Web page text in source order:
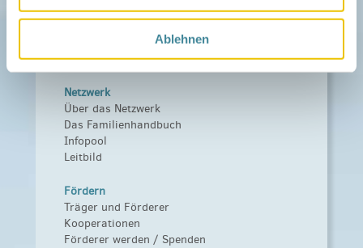
Ablehnen
Netzwerk-Nachrichten
Aktuelle Termine
Netzwerk
Über das Netzwerk
Das Familienhandbuch
Infopool
Leitbild
Fördern
Träger und Förderer
Kooperationen
Förderer werden / Spenden